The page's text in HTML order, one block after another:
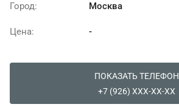
Город: Москва
Цена: -
ПОКАЗАТЬ ТЕЛЕФОН
+7 (926) XXX-XX-XX